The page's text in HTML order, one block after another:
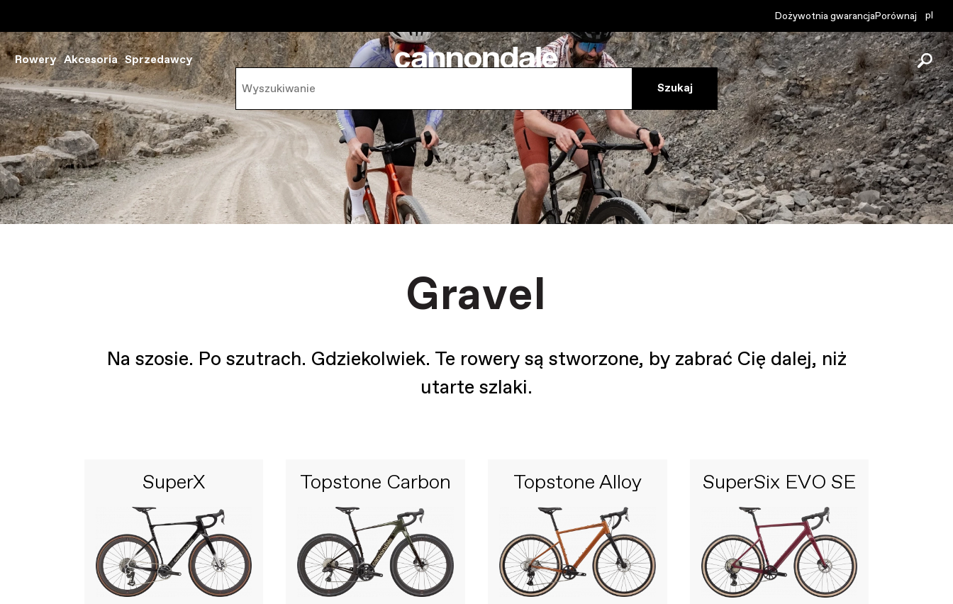
Dożywotnia gwarancjaPorównaj pl
Rowery Akcesoria Sprzedawcy
Gravel
Na szosie. Po szutrach. Gdziekolwiek. Te rowery są stworzone, by zabrać Cię dalej, niż
utarte szlaki.
SuperX Topstone Carbon Topstone Alloy SuperSix EVO SE